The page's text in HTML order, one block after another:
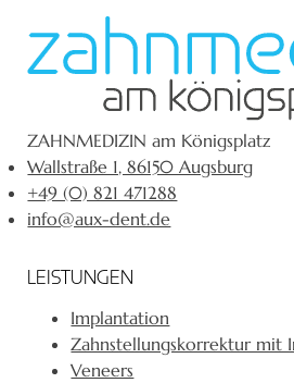
ZAHNMEDIZIN am Königsplatz
Wallstraße 1, 86150 Augsburg
+49 (0) 821 471288
info@aux-dent.de
LEISTUNGEN
Implantation
Zahnstellungskorrektur mit
Veneers